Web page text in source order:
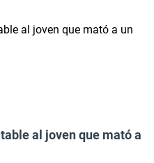
al joven que mató a